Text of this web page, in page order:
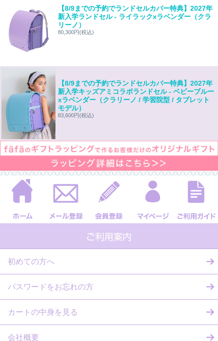
【8/9までの予約でランドセルカバー特典】2027年
新入学ランドセル - ライラックxラベンダー（クラ
リーノ）
80,300円(税込)
【8/9までの予約でランドセルカバー特典】2027年
新入学キッズアミコラボランドセル - ベビーブルー
xラベンダー（クラリーノ / 学習院型 / タブレット
モデル）
83,600円(税込)
初めての方へ
パスワードをお忘れの方
カートの中身を見る
会社概要